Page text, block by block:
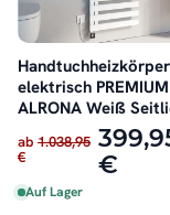
Handtuchheizkörper
elektrisch PREMIUM
ALRONA Weiß
offen inkl. Heizstab
ab 1.038,95
€
€
Auf Lager